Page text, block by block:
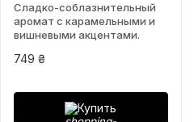
Сладко-соблазнительный
аромат с карамельными и
вишневыми акцентами.
749 ₴
Купить